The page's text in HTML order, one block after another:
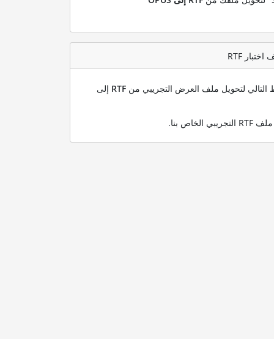
التالي لتحويل ملف العرض التجريبي من RTF إلى
.